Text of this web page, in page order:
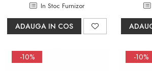
In Stoc Furnizor
ADAUGA IN COS
-10% -10%